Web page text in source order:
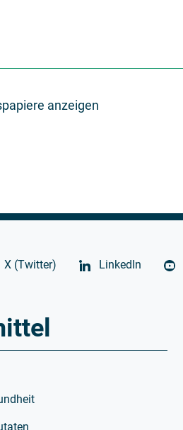
anzeigen
X (Twitter) LinkedIn